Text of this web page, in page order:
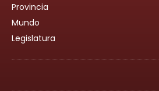
Provincia
Mundo
Legislatura